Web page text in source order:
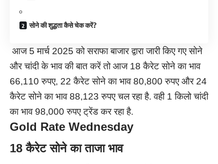
सोने की शुद्धता कैसे चेक करें?
आज 5 मार्च 2025 को सराफा बाजार द्वारा जारी किए गए सोने
और चांदी के भाव की बात करें तो आज 18 कैरेट सोने का भाव
66,110 रुपए, 22 कैरेट सोने का भाव 80,800 रुपए और 24
कैरेट सोने का भाव 88,123 रुपए चल रहा है. वही 1 किलो चांदी
का भाव 98,000 रुपए ट्रेंड कर रहा है.
Gold Rate Wednesday
18 कैरेट सोने का ताजा भाव